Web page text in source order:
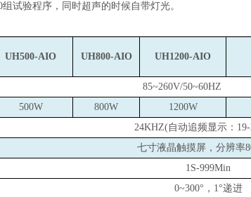
试验程序，同时超声的时候自带灯光。
UH500-AIO UH800-AIO UH1200-AIO
85~260V/50~60HZ
500W 800W 1200W
24KHZ( 自动追频显示：
七寸液晶触摸屏，分辨率
1S-999Min
0~300°，1°递进